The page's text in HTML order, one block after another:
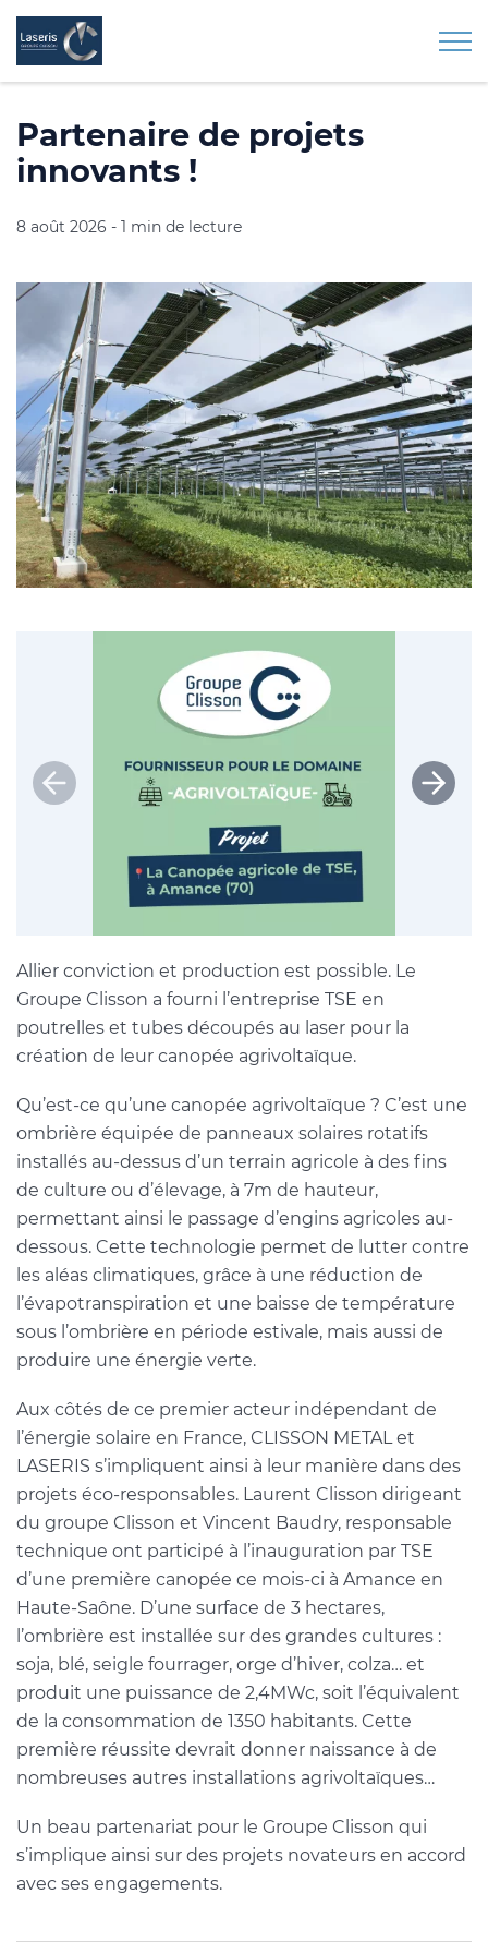
Partenaire de projets
innovants !
8 août 2026 - 1 min de lecture
Allier conviction et production est possible. Le
Groupe Clisson a fourni l’entreprise TSE en
poutrelles et tubes découpés au laser pour la
création de leur canopée agrivoltaïque.
Qu’est-ce qu’une canopée agrivoltaïque ? C’est une
ombrière équipée de panneaux solaires rotatifs
installés au-dessus d’un terrain agricole à des fins
de culture ou d’élevage, à 7m de hauteur,
permettant ainsi le passage d’engins agricoles au-
dessous. Cette technologie permet de lutter contre
les aléas climatiques, grâce à une réduction de
l’évapotranspiration et une baisse de température
sous l’ombrière en période estivale, mais aussi de
produire une énergie verte.
Aux côtés de ce premier acteur indépendant de
l’énergie solaire en France, CLISSON METAL et
LASERIS s’impliquent ainsi à leur manière dans des
projets éco-responsables. Laurent Clisson dirigeant
du groupe Clisson et Vincent Baudry, responsable
technique ont participé à l’inauguration par TSE
d’une première canopée ce mois-ci à Amance en
Haute-Saône. D’une surface de 3 hectares,
l’ombrière est installée sur des grandes cultures :
soja, blé, seigle fourrager, orge d’hiver, colza… et
produit une puissance de 2,4MWc, soit l’équivalent
de la consommation de 1350 habitants. Cette
première réussite devrait donner naissance à de
nombreuses autres installations agrivoltaïques…
Un beau partenariat pour le Groupe Clisson qui
s’implique ainsi sur des projets novateurs en accord
avec ses engagements.